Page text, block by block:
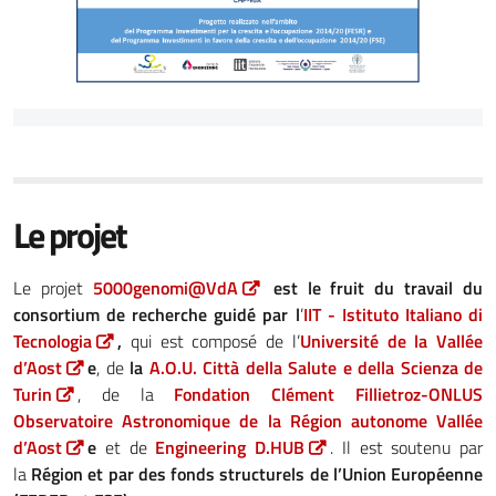
Le projet
Le projet 5000genomi@VdA
est le fruit du travail du
consortium de recherche guidé par l’IIT - Istituto Italiano di
Tecnologia
, qui est composé de l’Université de la Vallée
d’Aost
e, de la A.O.U. Città della Salute e della Scienzade
Turin
, de la Fondation Clément Fillietroz-ONLUS
Observatoire Astronomique de la Région autonome Vallée
d’Aost
e et de Engineering D.HUB
. Il est soutenu par
la Région et par des fonds structurels de l’Union Européenne